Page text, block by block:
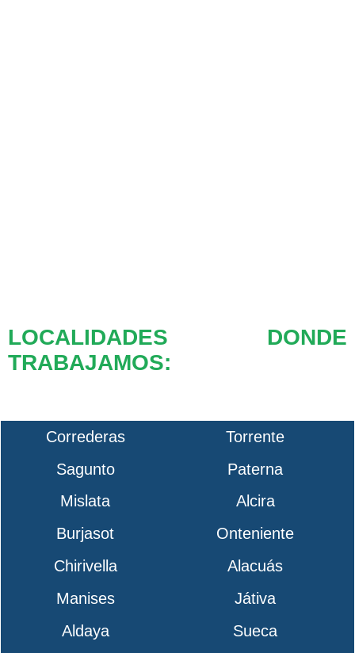
LOCALIDADES DONDE
TRABAJAMOS:
Correderas
Torrente
Sagunto
Paterna
Mislata
Alcira
Burjasot
Onteniente
Chirivella
Alacuás
Manises
Játiva
Aldaya
Sueca